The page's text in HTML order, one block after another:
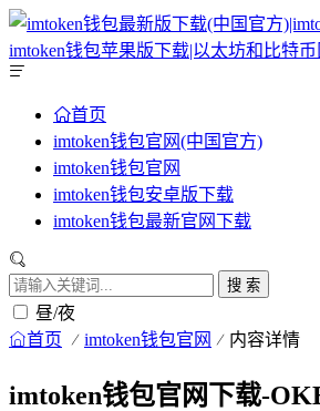
首页
imtoken钱包官网(中国官方)
imtoken钱包官网
imtoken钱包安卓版下载
imtoken钱包最新官网下载
搜 索
昼/夜
首页 imtoken钱包官网 内容详情
imtoken钱包官网下载-